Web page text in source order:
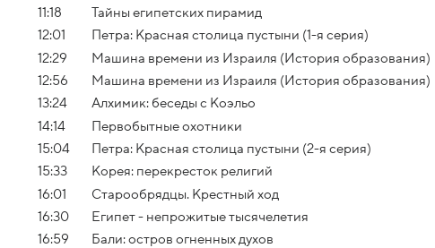
11:18
Тайны египетских пирамид
12:01
Петра: Красная столица пустыни (1-я серия)
12:29
Машина времени из Израиля (История образования)
12:56
Машина времени из Израиля (История образования)
13:24
Алхимик: беседы с Коэльо
14:14
Первобытные охотники
15:04
Петра: Красная столица пустыни (2-я серия)
15:33
Корея: перекресток религий
16:01
Старообрядцы. Крестный ход
16:30
Египет - непрожитые тысячелетия
16:59
Бали: остров огненных духов